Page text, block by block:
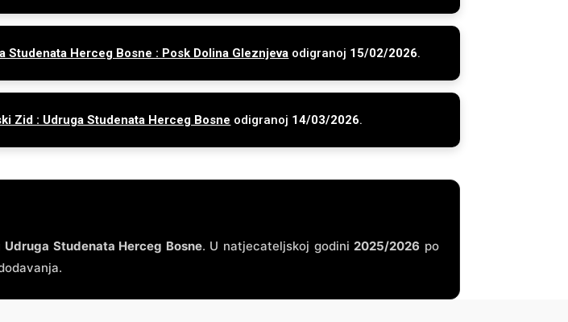
Studenata Herceg Bosne : Posk Dolina Gleznjeva odigranoj 15/02/2026.
Zid : Udruga Studenata Herceg Bosne odigranoj 14/03/2026.
Udruga Studenata Herceg Bosne. U natjecateljskoj godini2025/2026 po